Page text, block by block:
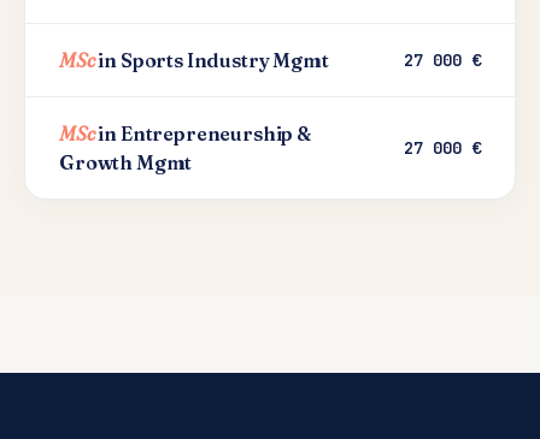
MScin Sports Industry Mgmt 27 000 €
MScin Entrepreneurship &
Growth Mgmt
27 000 €